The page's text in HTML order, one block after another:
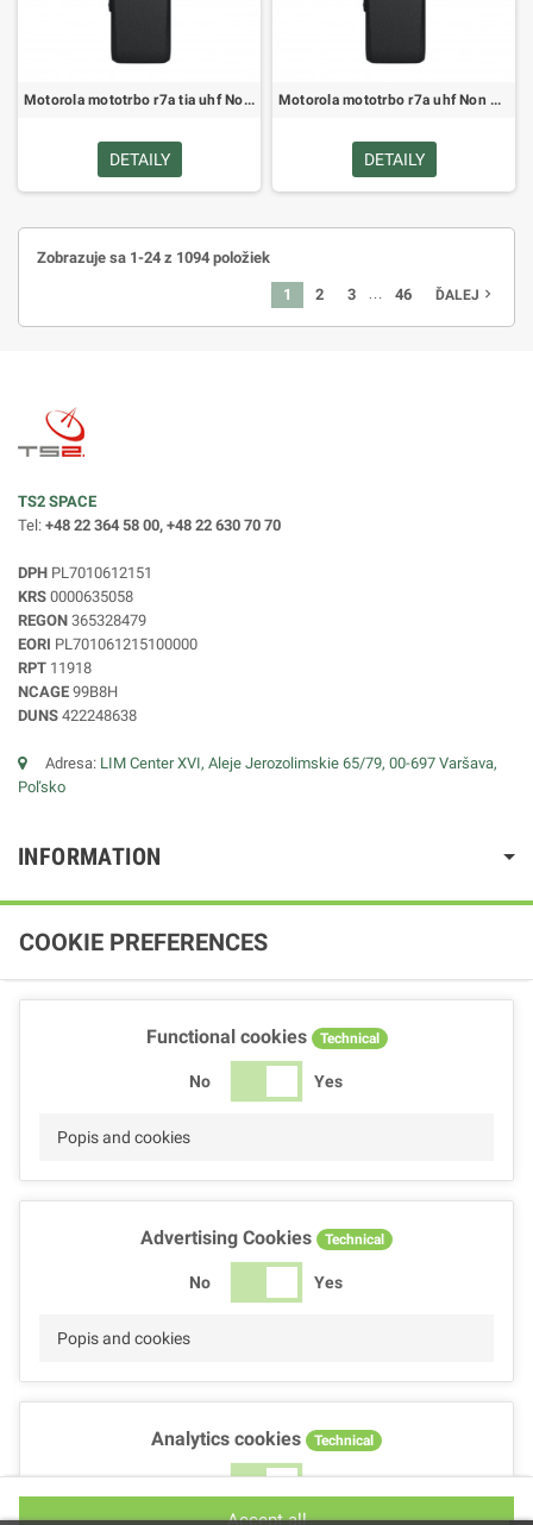
Motorola mototrbo r7a tia uhf Non Keypad Portable Radio pra502c (MDH06RDC9VA1AN)
DETAILY
Motorola mototrbo r7a uhf Non Keypad Portable Radio pra502c (MDH06RDC9VA2AN)
DETAILY
Zobrazuje sa 1-24 z 1094 položiek
1 2 3 46 ĎALEJ navigate_next
TS2 SPACE
Tel: +48 22 364 58 00, +48 22 630 70 70
DPH PL7010612151
KRS 0000635058
REGON 365328479
EORI PL701061215100000
RPT 11918
NCAGE 99B8H
DUNS 422248638
Adresa: LIM Center XVI, Aleje Jerozolimskie 65/79, 00-697 Varšava,
Poľsko
INFORMATION
COOKIE PREFERENCES
Functional cookies Technical
No Yes
Popis and cookies
Advertising Cookies Technical
No Yes
Popis and cookies
Analytics cookies Technical
No Yes
Accept all